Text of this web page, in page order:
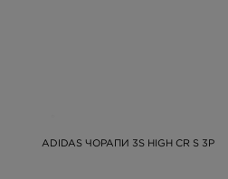
ADIDAS ЧОРАПИ 3S HIGH CR S 3P